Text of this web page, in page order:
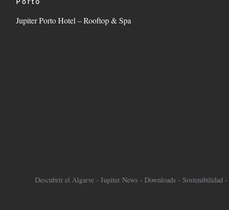
Porto
Jupiter Porto Hotel – Rooftop & Spa
Descubrir el Algarve- Jupiter News - Downloads - Sostenibilidad -